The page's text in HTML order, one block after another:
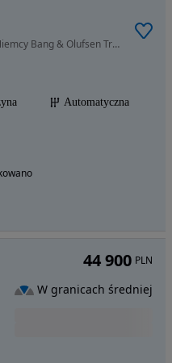
4395 cm3 • 560 KM • 560KM Europa Niemcy Bang & Olufsen Tryby Jazdy M1 M2
Automatyczna
44 900 PLN
W granicach średniej